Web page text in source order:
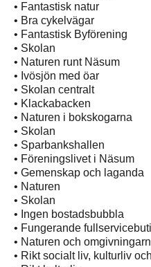
• Fantastisk natur
• Bra cykelvägar
• Fantastisk Byförening
• Skolan
• Naturen runt Näsum
• Ivösjön med öar
• Skolan centralt
• Klackabacken
• Naturen i bokskogarna
• Skolan
• Sparbankshallen
• Föreningslivet i Näsum
• Gemenskap och laganda
• Naturen
• Skolan
• Ingen bostadsbubbla
• Fungerande
• Naturen och
• Rikt socialt liv, kulturliv